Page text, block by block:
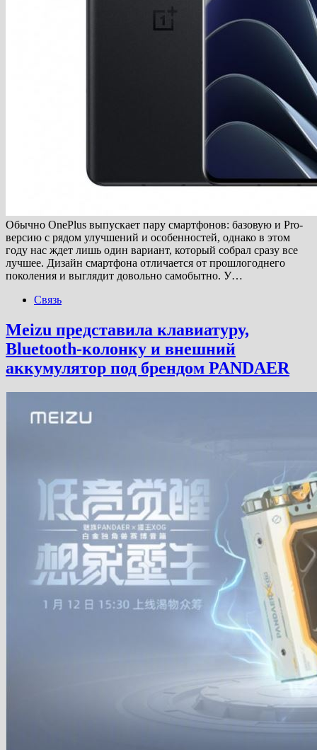
Обычно OnePlus выпускает пару смартфонов: базовую и Pro-
версию с рядом улучшений и особенностей, однако в этом
году нас ждет лишь один вариант, который собрал сразу все
лучшее. Дизайн смартфона отличается от прошлогоднего
поколения и выглядит довольно самобытно. У…
Связь
Meizu представила клавиатуру,
Bluetooth-колонку и внешний
аккумулятор под брендом PANDAER